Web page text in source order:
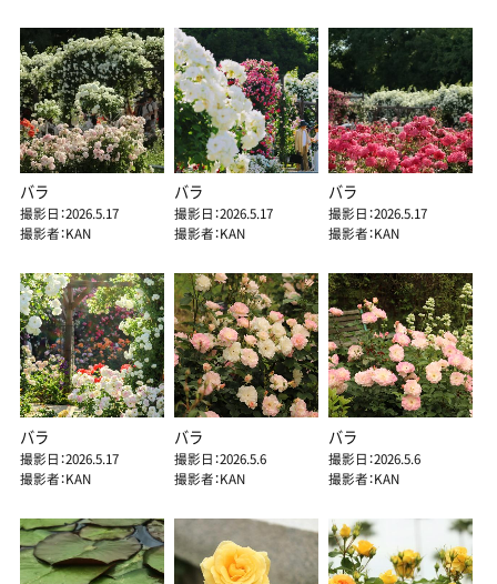
バラ
撮影日：2026.5.17
撮影者：KAN
バラ
撮影日：2026.5.17
撮影者：KAN
バラ
撮影日：2026.5.17
撮影者：KAN
バラ
撮影日：2026.5.17
撮影者：KAN
バラ
撮影日：2026.5.6
撮影者：KAN
バラ
撮影日：2026.5.6
撮影者：KAN